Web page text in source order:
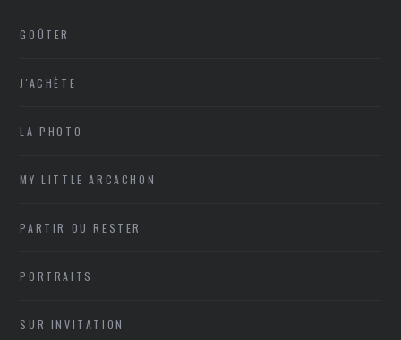
GOÛTER
J'ACHÈTE
LA PHOTO
MY LITTLE ARCACHON
PARTIR OU RESTER
PORTRAITS
SUR INVITATION